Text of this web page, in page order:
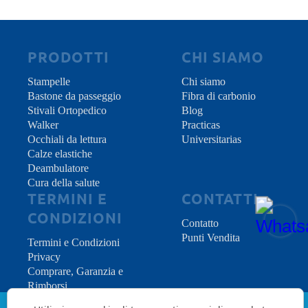
PRODOTTI
Stampelle
Bastone da passeggio
Stivali Ortopedico
Walker
Occhiali da lettura
Calze elastiche
Deambulatore
Cura della salute
CHI SIAMO
Chi siamo
Fibra di carbonio
Blog
Practicas
Universitarias
TERMINI E
CONDIZIONI
Termini e Condizioni
Privacy
Comprare, Garanzia e
Rimborsi
CONTATTI
Contatto
Punti Vendita